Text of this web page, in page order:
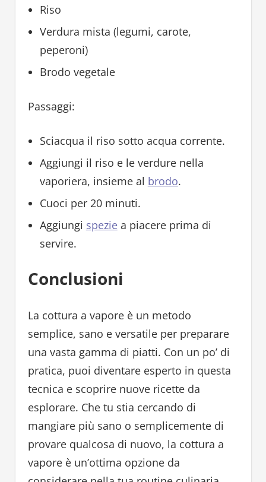
Riso
Verdura mista (legumi, carote,
peperoni)
Brodo vegetale
Passaggi:
Sciacqua il riso sotto acqua corrente.
Aggiungi il riso e le verdure nella
vaporiera, insieme al brodo.
Cuoci per 20 minuti.
Aggiungi speziea piacere prima di
servire.
Conclusioni
La cottura a vapore è un metodo
semplice, sano e versatile per preparare
una vasta gamma di piatti. Con un po’ di
pratica, puoi diventare esperto in questa
tecnica e scoprire nuove ricette da
esplorare. Che tu stia cercando di
mangiare più sano o semplicemente di
provare qualcosa di nuovo, la cottura a
vapore è un’ottima opzione da